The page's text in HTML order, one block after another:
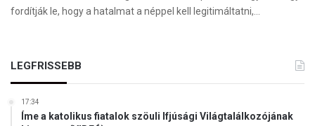
fordítják le, hogy a hatalmat a néppel kell legitimáltatni,…
LEGFRISSEBB
17:34
Íme a katolikus fiatalok szöuli Ifjúsági Világtalálkozójának